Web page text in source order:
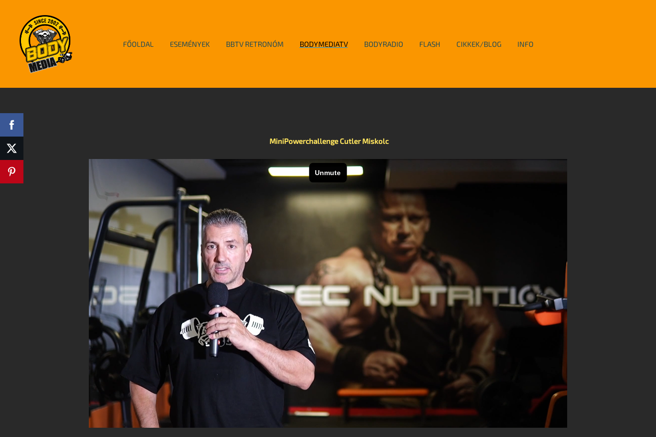
FŐOLDAL ESEMÉNYEK BBTV RETRONÓM BODYMEDIATV BODYRADIO FLASH CIKKEK/BLOG INFO
MiniPowerchallenge Cutler Miskolc